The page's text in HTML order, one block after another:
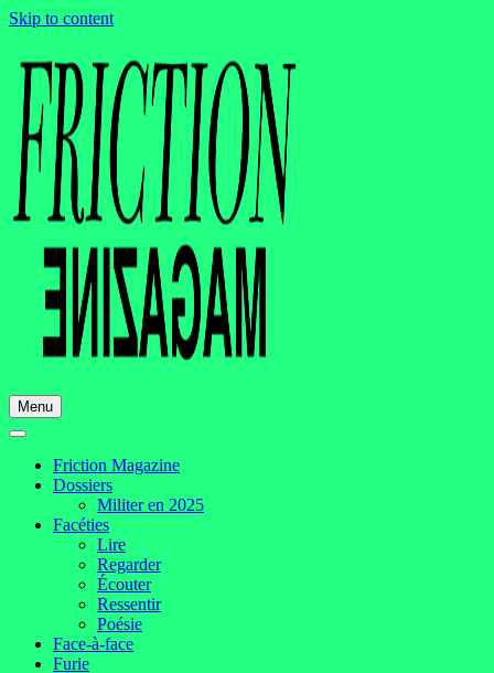
Skip to content
Menu
Friction Magazine
Dossiers
Militer en 2025
Facéties
Lire
Regarder
Écouter
Ressentir
Poésie
Face-à-face
Furie